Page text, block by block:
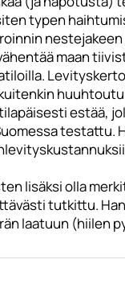
typen
maan
estää,
lisäksi olla
tutkittu.
laatuun (hiilen